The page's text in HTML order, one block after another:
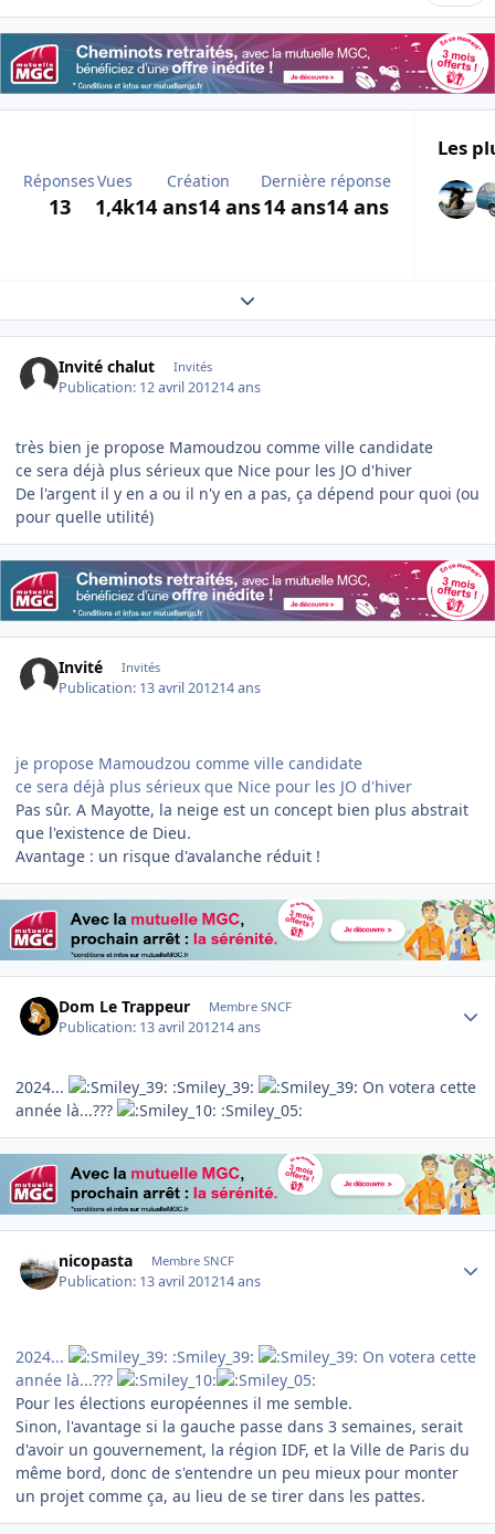
Réponses
13
Vues
1,4k
Création
14 ans14 ans
Dernière réponse
14 ans14 ans
Les
Expand topic overview
Invité chalut Invités
Publication: 12 avril 201214 ans
très bien je propose Mamoudzou comme ville candidate
ce sera déjà plus sérieux que Nice pour les JO d'hiver
De l'argent il y en a ou il n'y en a pas, ça dépend pour quoi (ou
pour quelle utilité)
Invité Invités
Publication: 13 avril 201214 ans
je propose Mamoudzou comme ville candidate
ce sera déjà plus sérieux que Nice pour les JO d'hiver
Pas sûr. A Mayotte, la neige est un concept bien plus abstrait
que l'existence de Dieu.
Avantage : un risque d'avalanche réduit !
Dom Le Trappeur Membre SNCF
Publication: 13 avril 201214 ans
2024... :Smiley_39:
On votera cette
année là...???
:Smiley_05:
nicopasta Membre SNCF
Publication: 13 avril 201214 ans
2024... :Smiley_39:
On votera cette
année là...???
Pour les élections européennes il me semble.
Sinon, l'avantage si la gauche passe dans 3 semaines, serait
d'avoir un gouvernement, la région IDF, et la Ville de Paris du
même bord, donc de s'entendre un peu mieux pour monter
un projet comme ça, au lieu de se tirer dans les pattes.